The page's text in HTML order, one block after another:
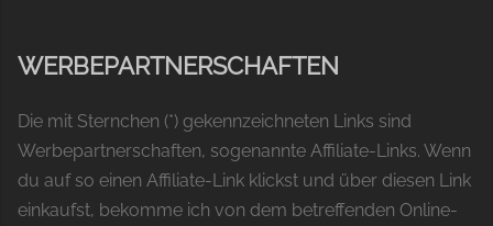
WERBEPARTNERSCHAFTEN
Die mit Sternchen (*) gekennzeichneten Links sind
Werbepartnerschaften, sogenannte Affiliate-Links. Wenn
du auf so einen Affiliate-Link klickst und über diesen Link
einkaufst, bekomme ich von dem betreffenden Online-